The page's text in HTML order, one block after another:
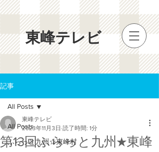
​東峰テレビ
記事
All Posts
ふらっと九州☆東峰村
All Posts
第13回ふらっと九州★東峰
東峰テレビ
2023年11月3日 読了時間: 1分